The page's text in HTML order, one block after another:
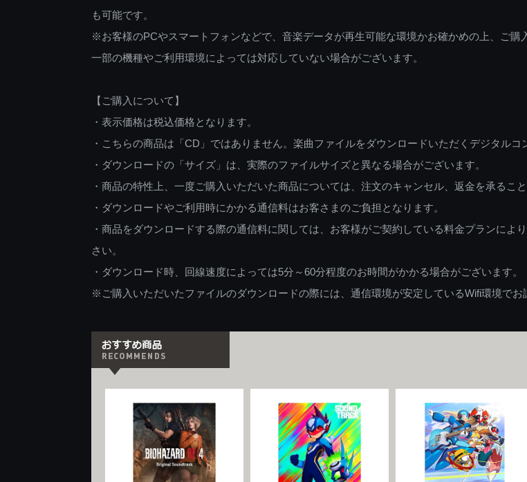
も可能です。
※お客様のPCやスマートフォンなどで、音楽データが再生可能な環境かお確かめの上、ご購
一部の機種やご利用環境によっては対応していない場合がございます。
【ご購入について】
・表示価格は税込価格となります。
・こちらの商品は「CD」ではありません。楽曲ファイルをダウンロードいただくデジタルコ
・ダウンロードの「サイズ」は、実際のファイルサイズと異なる場合がございます。
・商品の特性上、一度ご購入いただいた商品については、注文のキャンセル、返金を承ること
・ダウンロードやご利用時にかかる通信料はお客さまのご負担となります。
・商品をダウンロードする際の通信料に関しては、お客様がご契約している料金プランに
さい。
・ダウンロード時、回線速度によっては5分～60分程度のお時間がかかる場合がございます。
※ご購入いただいたファイルのダウンロードの際には、通信環境が安定しているWifi環境でお